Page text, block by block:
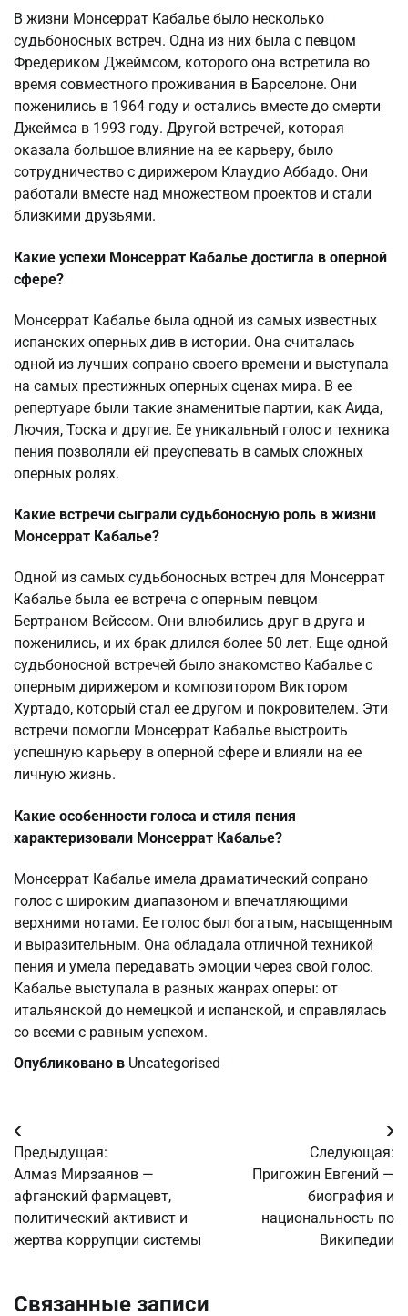
В жизни Монсеррат Кабалье было несколько
судьбоносных встреч. Одна из них была с певцом
Фредериком Джеймсом, которого она встретила во
время совместного проживания в Барселоне. Они
поженились в 1964 году и остались вместе до смерти
Джеймса в 1993 году. Другой встречей, которая
оказала большое влияние на ее карьеру, было
сотрудничество с дирижером Клаудио Аббадо. Они
работали вместе над множеством проектов и стали
близкими друзьями.
Какие успехи Монсеррат Кабалье достигла в оперной
сфере?
Монсеррат Кабалье была одной из самых известных
испанских оперных див в истории. Она считалась
одной из лучших сопрано своего времени и выступала
на самых престижных оперных сценах мира. В ее
репертуаре были такие знаменитые партии, как Аида,
Лючия, Тоска и другие. Ее уникальный голос и техника
пения позволяли ей преуспевать в самых сложных
оперных ролях.
Какие встречи сыграли судьбоносную роль в жизни
Монсеррат Кабалье?
Одной из самых судьбоносных встреч для Монсеррат
Кабалье была ее встреча с оперным певцом
Бертраном Вейссом. Они влюбились друг в друга и
поженились, и их брак длился более 50 лет. Еще одной
судьбоносной встречей было знакомство Кабалье с
оперным дирижером и композитором Виктором
Хуртадо, который стал ее другом и покровителем. Эти
встречи помогли Монсеррат Кабалье выстроить
успешную карьеру в оперной сфере и влияли на ее
личную жизнь.
Какие особенности голоса и стиля пения
характеризовали Монсеррат Кабалье?
Монсеррат Кабалье имела драматический сопрано
голос с широким диапазоном и впечатляющими
верхними нотами. Ее голос был богатым, насыщенным
и выразительным. Она обладала отличной техникой
пения и умела передавать эмоции через свой голос.
Кабалье выступала в разных жанрах оперы: от
итальянской до немецкой и испанской, и справлялась
со всеми с равным успехом.
Опубликовано в Uncategorised
Навигация
по
записям
Предыдущая:
Алмаз Мирзаянов —
афганский фармацевт,
политический активист и
жертва коррупции системы
Следующая:
Пригожин Евгений —
биография и
национальность по
Википедии
Связанные записи